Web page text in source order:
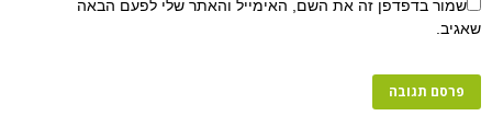
שמור בדפדפן זה את השם, האימייל והאתר שלי לפעם הבאה
שאגיב.